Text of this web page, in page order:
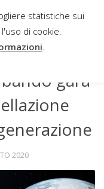
gara
2020
statistiche sui
di cookie.